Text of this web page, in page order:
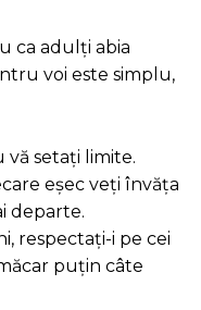
ca adulți abia
voi este simplu,
vă setați limite.
eșec veți învăța
departe.
respectați-i pe cei
puțin câte